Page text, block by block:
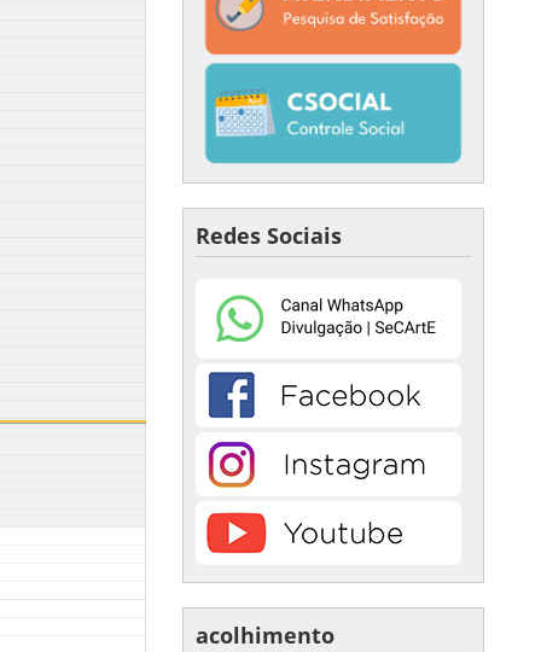
Redes Sociais
acolhimento